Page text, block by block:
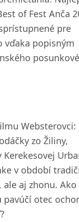
of Fest Anča
pre
vďaka popisným
Websterovci:
zo Žiliny,
v období
aj zhonu. Ako
pavúčí otec